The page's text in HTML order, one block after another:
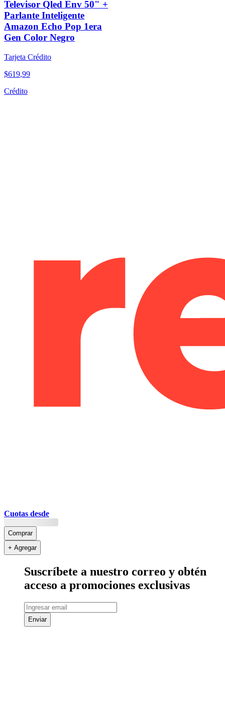
Televisor Qled Env 50" +
Parlante Inteligente
Amazon Echo Pop 1era
Gen Color Negro
Tarjeta Crédito
$619,99
Crédito
Cuotas desde
Comprar
+ Agregar
Suscríbete a nuestro correo y obtén
acceso a promociones exclusivas
Enviar